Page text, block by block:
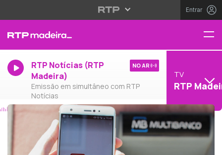
Entrar
RTP Notícias (RTP
Madeira)
Emissão em simultâneo com RTP
Notícias
NO AR
TV
RTP